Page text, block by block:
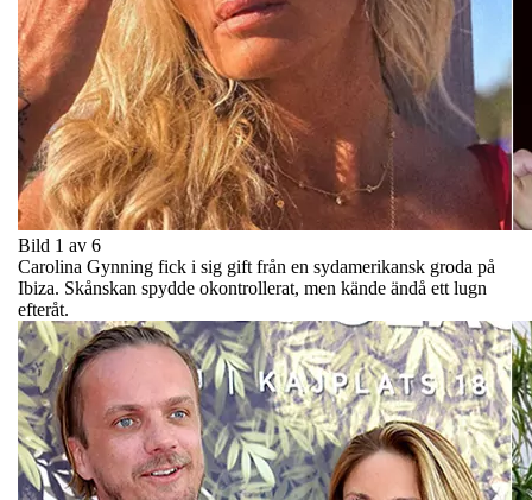
Bild 1 av 6
Carolina Gynning fick i sig gift från en sydamerikansk groda på
Ibiza. Skånskan spydde okontrollerat, men kände ändå ett lugn
efteråt.